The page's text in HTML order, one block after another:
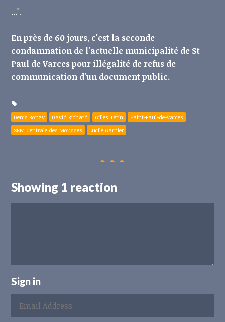
...".
En près de 60 jours, c'est la seconde
condamnation de l'actuelle municipalité de St
Paul de Varces pour illégalité de refus de
communication d'un document public.
Denis Bonzy David Richard Gilles Tétin
Saint-Paul-de-Varces
SEM Centrale des Mousses
Lucile Garnier
Showing 1 reaction
Sign in